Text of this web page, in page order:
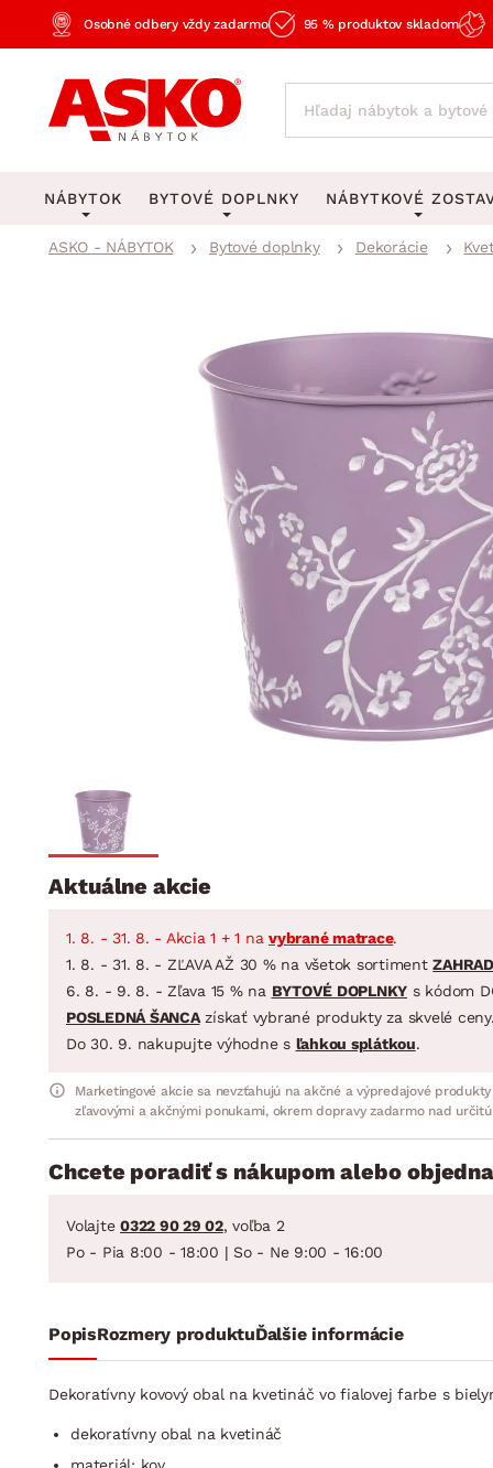
Osobné odbery vždy zadarmo 95 % produktov skladom
NÁBYTOK
Obývacia izba
Pracovňa a kancelária
Predsieň, šatník a chodba
BYTOVÉ DOPLNKY
Stropné osvetlenie
Lustre a závesné
Stojacie lampy
Zobrazit vše
STOLOVANIE A
Jedálenský servis
Príbory
Hrnce
Panvice
Zobrazit vše
NÁBYTKOVÉ
Kuchynské
Detské zostavy
Predsieňové
Kúpeľňové
Jedálenské
Záhradné
ASKO - NÁBYTOK Bytové doplnky Dekorácie
Aktuálne akcie
1. 8. - 31. 8. - Akcia 1 + 1 na vybrané matrace.
1. 8. - 31. 8. - ZĽAVA AŽ 30 % na všetok sortiment
6. 8. - 9. 8. - Zľava 15 % na BYTOVÉ DOPLNKY s kódom
POSLEDNÁ ŠANCAzískať vybrané produkty za skvelé ceny.
Do 30. 9. nakupujte výhodne s ľahkou splátkou.
Marketingové akcie sa nevzťahujú na akčné a výpredajové
zľavovými a akčnými ponukami, okrem dopravy zadarmo nad
Chcete poradiť s nákupom alebo
Volajte 0322 90 29 02, voľba 2
Po - Pia 8:00 - 18:00 | So - Ne 9:00 - 16:00
PopisRozmery produktuĎalšie informácie
Dekoratívny kovový obal na kvetináč vo fialovej farbe s
dekoratívny obal na kvetináč
materiál: kov